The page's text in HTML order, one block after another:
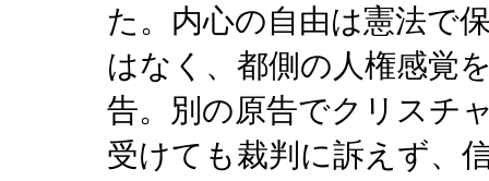
た。内心の自由は憲法で
はなく、都側の人権感覚
告。別の原告でクリスチ
受けても裁判に訴えず、